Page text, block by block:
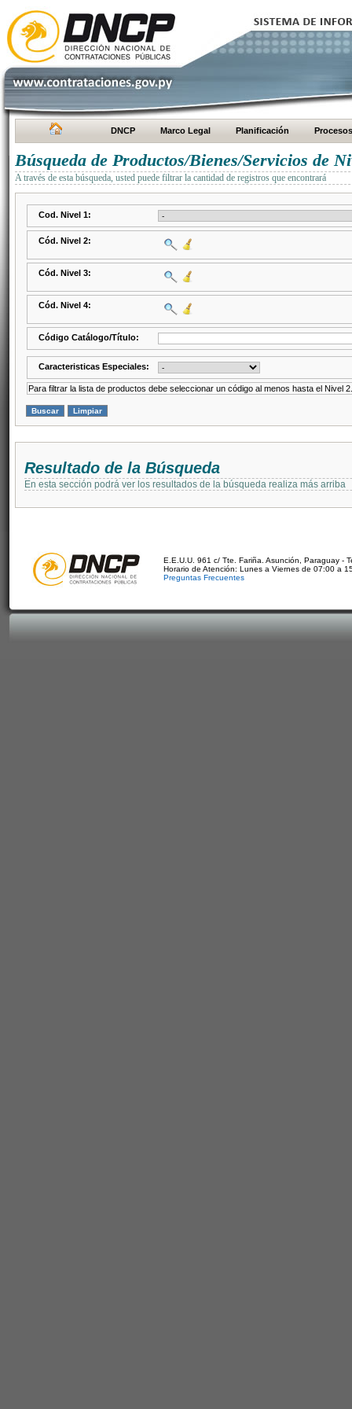
DNCP Marco Legal Planificación Procesos
Búsqueda de Productos/Bienes/Servicios de
A través de esta búsqueda, usted puede filtrar la cantidad de registros que encontrará
Cod. Nivel 1:
Cód. Nivel 2:
Cód. Nivel 3:
Cód. Nivel 4:
Código Catálogo/Título:
Caracteristicas Especiales:
Para filtrar la lista de productos debe seleccionar un código al menos hasta el Nivel 2.
Resultado de la Búsqueda
En esta sección podrá ver los resultados de la búsqueda realiza más arriba
E.E.U.U. 961 c/ Tte. Fariña. Asunción, Paraguay -
Horario de Atención: Lunes a Viernes de 07:00 a
Preguntas Frecuentes